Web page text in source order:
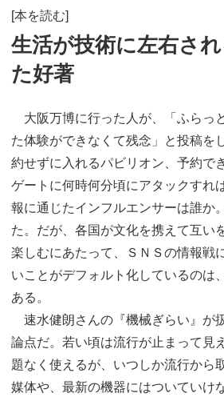
[本を読む]
生活が技術に左右さ
た好著
大阪万博に行った人が、「ふらっ
た体験ができなくて残念」と投稿を
約せずに入れるパビリオン、予約で
ゲートに何時何分頃にアタックすれ
報に通じたインフルエンサーは誰か
た。だが、各国が文化を携えて互い
楽しむにあたって、ＳＮＳの情報戦
いことがデフォルト化しているのは
ある。
速水健朗さんの『機械ぎらい』が
論点だ。若い頃は流行が止まって見
題なく使えるが、いつしか流行から
媒体や、最新の機器にはついていけ